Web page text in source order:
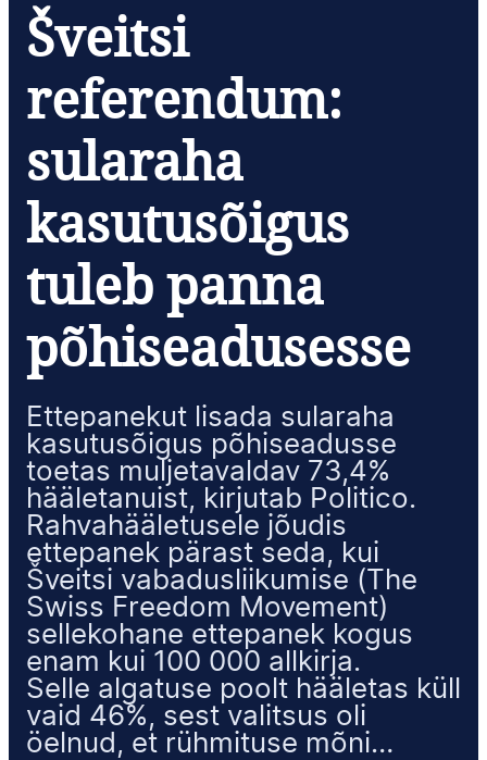
Šveitsi
referendum:
sularaha
kasutusõigus
tuleb panna
põhiseadusesse
Ettepanekut lisada sularaha
kasutusõigus põhiseadusse
toetas muljetavaldav 73,4%
hääletanuist, kirjutab Politico.
Rahvahääletusele jõudis
ettepanek pärast seda, kui
Šveitsi vabadusliikumise (The
Swiss Freedom Movement)
sellekohane ettepanek kogus
enam kui 100 000 allkirja.
Selle algatuse poolt hääletas küll
vaid 46%, sest valitsus oli
öelnud, et rühmituse mõni…